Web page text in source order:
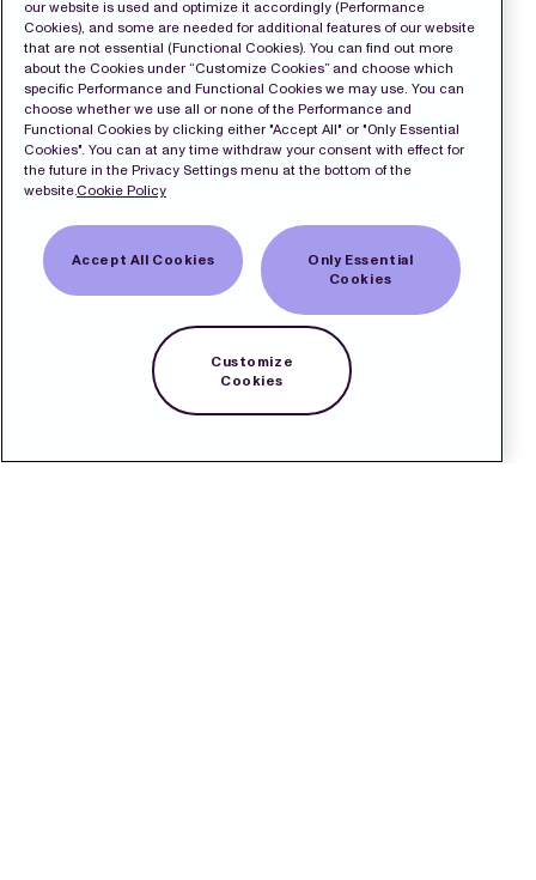
our website is used and optimize it accordingly (Performance
Cookies), and some are needed for additional features of our website
that are not essential (Functional Cookies). You can find out more
about the Cookies under “Customize Cookies” and choose which
specific Performance and Functional Cookies we may use. You can
choose whether we use all or none of the Performance and
Functional Cookies by clicking either "Accept All" or "Only Essential
Cookies". You can at any time withdraw your consent with effect for
the future in the Privacy Settings menu at the bottom of the
website.Cookie Policy
Accept All Cookies
Only Essential
Cookies
Customize
Cookies